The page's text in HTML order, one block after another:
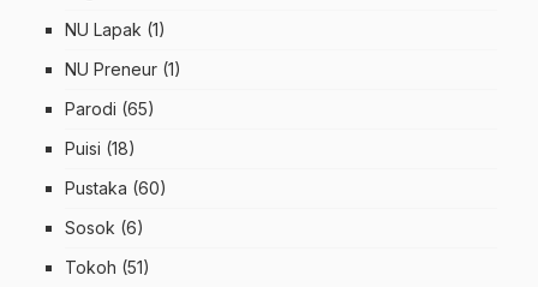
NU Lapak (1)
NU Preneur (1)
Parodi (65)
Puisi (18)
Pustaka (60)
Sosok (6)
Tokoh (51)